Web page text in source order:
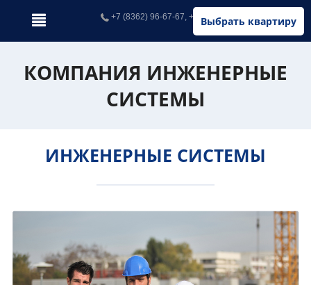
Выбрать квартиру
+7 (8362) 96-67-67, +7 (902) 326-67-67
КОМПАНИЯ ИНЖЕНЕРНЫЕ
СИСТЕМЫ
ИНЖЕНЕРНЫЕ СИСТЕМЫ